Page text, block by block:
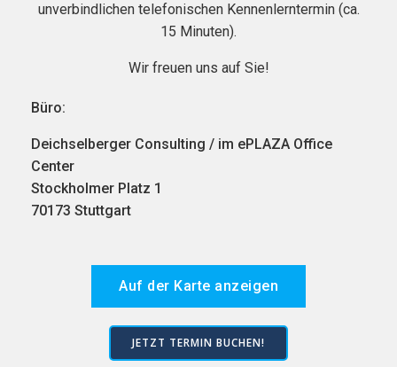
unverbindlichen telefonischen Kennenlerntermin (ca.
15 Minuten).
Wir freuen uns auf Sie!
Büro:
Deichselberger Consulting / im ePLAZA Office
Center
Stockholmer Platz 1
70173 Stuttgart
Auf der Karte anzeigen
JETZT TERMIN BUCHEN!